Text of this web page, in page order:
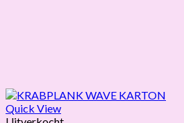
Quick View